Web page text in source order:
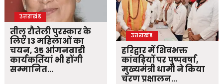
उत्तराखंड
तीलू रौतेली पुरस्कार के
लिए 13 महिलाओं का
चयन, 35 आंगनबाड़ी
कार्यकर्तियां भी होंगी
सम्मानित…
उत्तराखंड
हरिद्वार में शिवभक्त
कांवड़ियों पर पुष्पवर्षा,
मुख्यमंत्री धामी ने किया
चरण प्रक्षालन…